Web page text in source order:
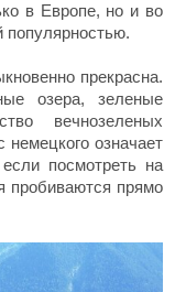
в Европе, но и во
популярностью.
прекрасна.
озера, зеленые
вечнозеленых
означает
посмотреть на
пробиваются прямо